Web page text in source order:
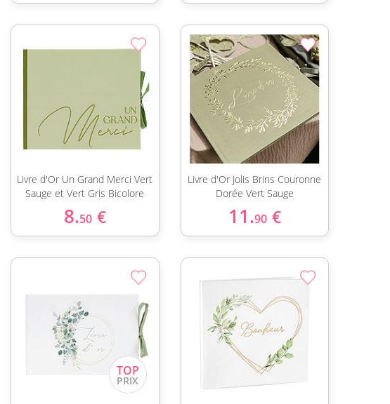
Livre d'Or Un Grand Merci Vert
Sauge et Vert Gris Bicolore
8.50 €
Livre d'Or Jolis Brins Couronne
Dorée Vert Sauge
11.90 €